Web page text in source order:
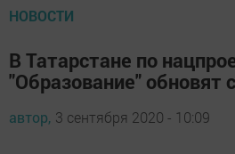
НОВОСТИ
В Татарстане по
"Образование" обновят
автор, 3 сентября 2020 - 10:09